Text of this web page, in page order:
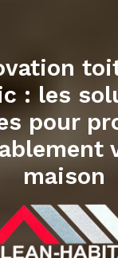
: les
pour
maison